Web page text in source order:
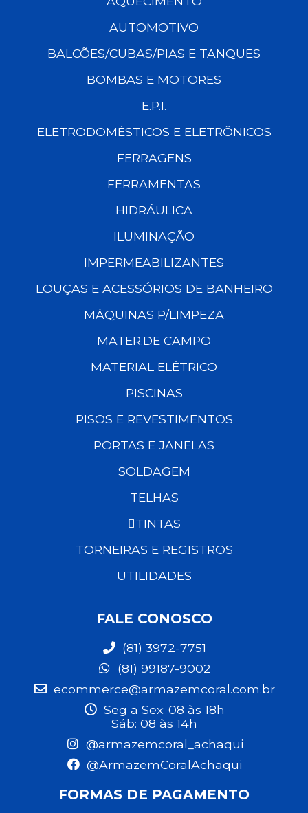
AUTOMOTIVO
BALCÕES/CUBAS/PIAS E TANQUES
BOMBAS E MOTORES
E.P.I.
ELETRODOMÉSTICOS E ELETRÔNICOS
FERRAGENS
FERRAMENTAS
HIDRÁULICA
ILUMINAÇÃO
IMPERMEABILIZANTES
LOUÇAS E ACESSÓRIOS DE BANHEIRO
MÁQUINAS P/LIMPEZA
MATER.DE CAMPO
MATERIAL ELÉTRICO
PISCINAS
PISOS E REVESTIMENTOS
PORTAS E JANELAS
SOLDAGEM
TELHAS
TINTAS
TORNEIRAS E REGISTROS
UTILIDADES
FALE CONOSCO
(81) 3972-7751
(81) 99187-9002
ecommerce@armazemcoral.com.br
Seg a Sex: 08 às 18h
Sáb: 08 às 14h
@armazemcoral_achaqui
@ArmazemCoralAchaqui
FORMAS DE PAGAMENTO